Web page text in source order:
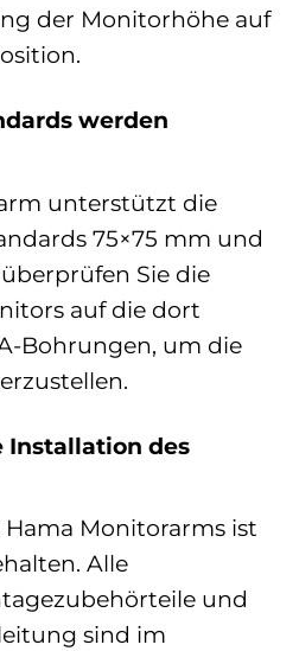
der Monitorhöhe auf
werden
unterstützt die
75×75 mm und
Sie die
auf die dort
Bohrungen, um die
Installation des
Monitorarms ist
Alle
und
sind im